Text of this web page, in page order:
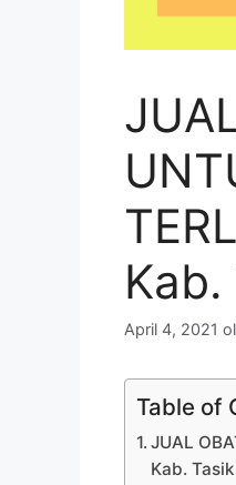
April 4, 2021
Table of
JUAL
Kab.